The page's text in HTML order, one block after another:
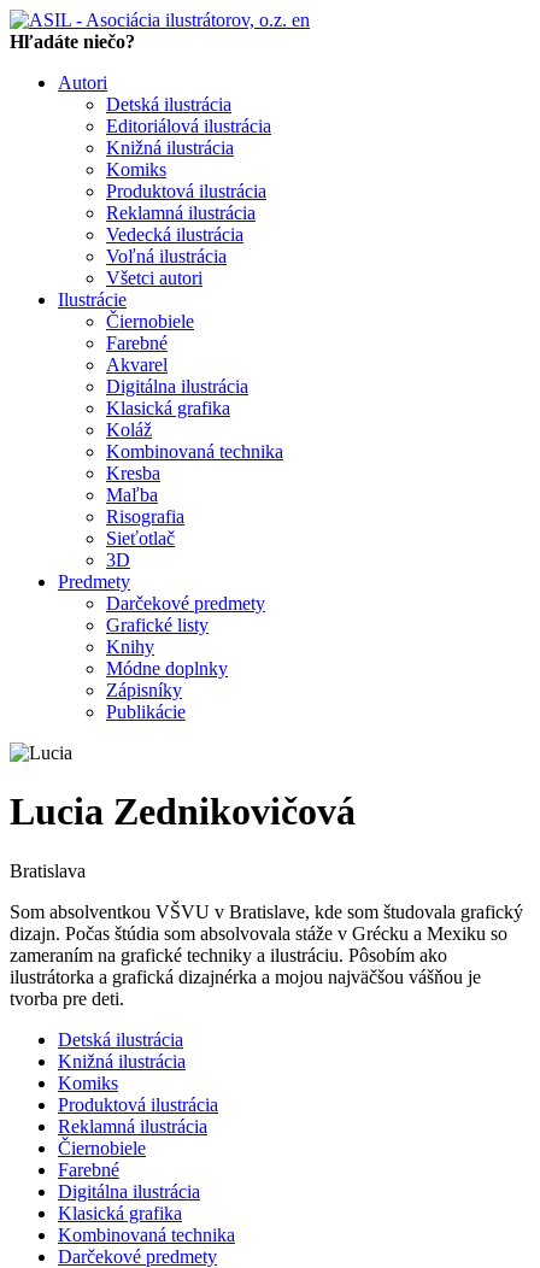
en
Hľadáte niečo?
Autori
Detská ilustrácia
Editoriálová ilustrácia
Knižná ilustrácia
Komiks
Produktová ilustrácia
Reklamná ilustrácia
Vedecká ilustrácia
Voľná ilustrácia
Všetci autori
Ilustrácie
Čiernobiele
Farebné
Akvarel
Digitálna ilustrácia
Klasická grafika
Koláž
Kombinovaná technika
Kresba
Maľba
Risografia
Sieťotlač
3D
Predmety
Darčekové predmety
Grafické listy
Knihy
Módne doplnky
Zápisníky
Publikácie
Lucia Zednikovičová
Bratislava
Som absolventkou VŠVU v Bratislave, kde som študovala grafický
dizajn. Počas štúdia som absolvovala stáže v Grécku a Mexiku so
zameraním na grafické techniky a ilustráciu. Pôsobím ako
ilustrátorka a grafická dizajnérka a mojou najväčšou vášňou je
tvorba pre deti.
Detská ilustrácia
Knižná ilustrácia
Komiks
Produktová ilustrácia
Reklamná ilustrácia
Čiernobiele
Farebné
Digitálna ilustrácia
Klasická grafika
Kombinovaná technika
Darčekové predmety